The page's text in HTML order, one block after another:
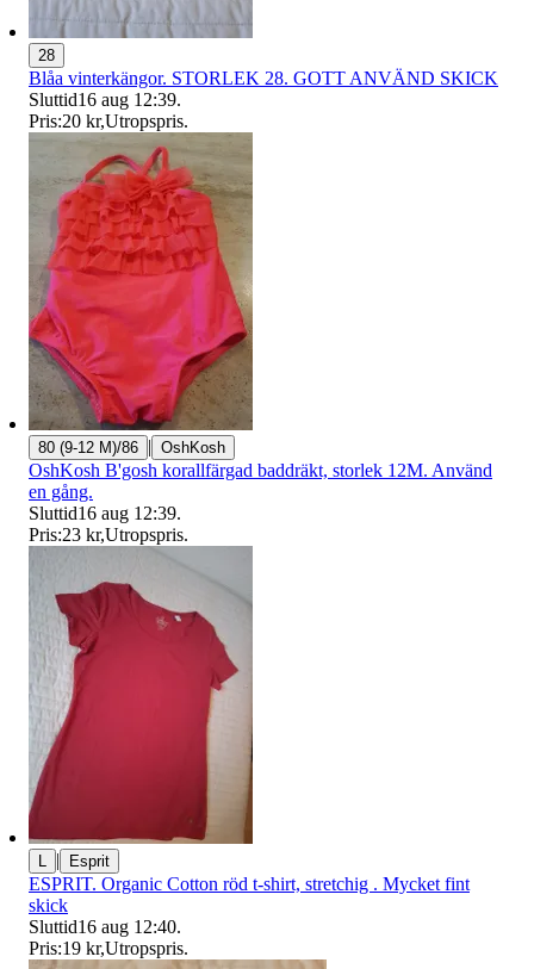
28
Blåa vinterkängor. STORLEK 28. GOTT ANVÄND SKICK
Sluttid16 aug 12:39.
Pris:20 kr,Utropspris.
80 (9-12 M)/86 | OshKosh
OshKosh B'gosh korallfärgad baddräkt, storlek 12M. Använd
en gång.
Sluttid16 aug 12:39.
Pris:23 kr,Utropspris.
| Esprit
ESPRIT. Organic Cotton röd t-shirt, stretchig . Mycket fint
skick
Sluttid16 aug 12:40.
Pris:19 kr,Utropspris.